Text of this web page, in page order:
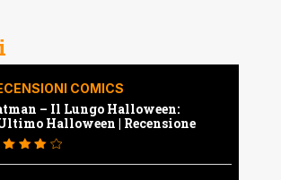
COMICS
– Il Lungo Halloween:
Halloween | Recensione